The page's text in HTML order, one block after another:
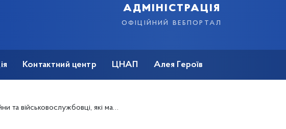
адміністрація
офіційний вебпортал
Контактний центр ЦНАП Алея Героїв
які мають порушення слуху, мають право на безоплатний слуховий апарат